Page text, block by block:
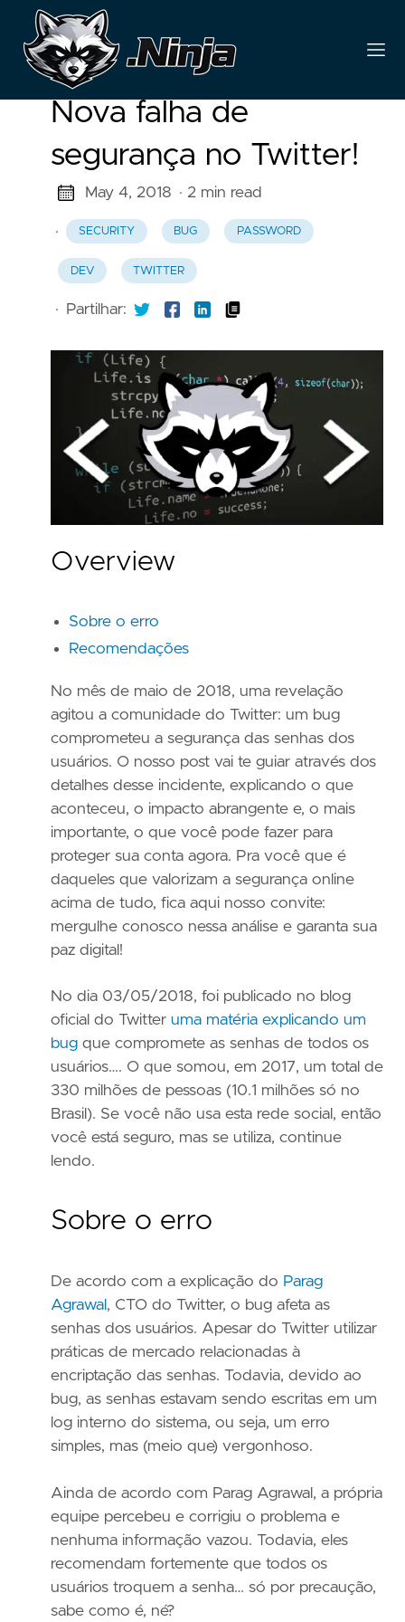
Nova falha de
segurança no Twitter!
May 4, 2018 · 2 min read
· SECURITY BUG PASSWORD
DEV TWITTER
· Partilhar:
Overview
Sobre o erro
Recomendações
No mês de maio de 2018, uma revelação
agitou a comunidade do Twitter: um bug
comprometeu a segurança das senhas dos
usuários. O nosso post vai te guiar através dos
detalhes desse incidente, explicando o que
aconteceu, o impacto abrangente e, o mais
importante, o que você pode fazer para
proteger sua conta agora. Pra você que é
daqueles que valorizam a segurança online
acima de tudo, fica aqui nosso convite:
mergulhe conosco nessa análise e garanta sua
paz digital!
No dia 03/05/2018, foi publicado no blog
oficial do Twitter uma matéria explicando um
bug que compromete as senhas de todos os
usuários…. O que somou, em 2017, um total de
330 milhões de pessoas (10.1 milhões só no
Brasil). Se você não usa esta rede social, então
você está seguro, mas se utiliza, continue
lendo.
Sobre o erro
De acordo com a explicação do Parag
Agrawal , CTO do Twitter, o bug afeta as
senhas dos usuários. Apesar do Twitter utilizar
práticas de mercado relacionadas à
encriptação das senhas. Todavia, devido ao
bug, as senhas estavam sendo escritas em um
log interno do sistema, ou seja, um erro
simples, mas (meio que) vergonhoso.
Ainda de acordo com Parag Agrawal, a própria
equipe percebeu e corrigiu o problema e
nenhuma informação vazou. Todavia, eles
recomendam fortemente que todos os
usuários troquem a senha… só por precaução,
sabe como é, né?